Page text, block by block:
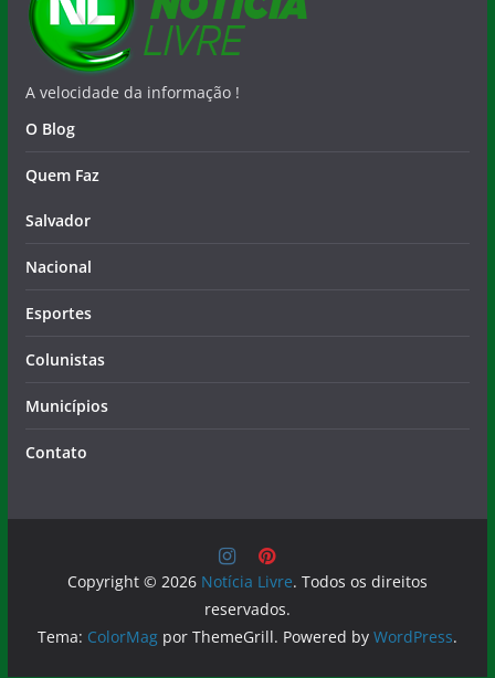
A velocidade da informação !
O Blog
Quem Faz
Salvador
Nacional
Esportes
Colunistas
Municípios
Contato
Copyright © 2026 Notícia Livre. Todos os direitos
reservados.
Tema: ColorMagpor ThemeGrill. Powered by WordPress.